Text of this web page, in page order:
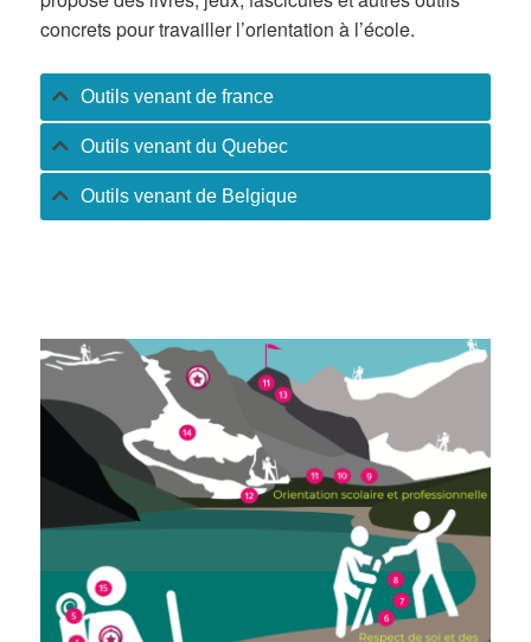
concrets pour travailler l’orientation à l’école.
Outils venant de france
Outils venant du Quebec
Outils venant de Belgique